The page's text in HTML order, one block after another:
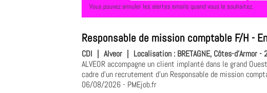
Vous pouvez annuler les alertes emails quand vous le souhaitez.
Responsable de mission comptable F/H -
CDI | Alveor | Localisation : BRETAGNE, Côtes-d'Armor
ALVEOR accompagne un client implanté dans le grand
cadre d'un recrutement d'un Responsable de mission
06/08/2026- PMEjob.fr